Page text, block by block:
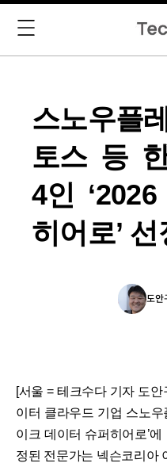
스노우플
토스 등
4인
히어로’ 선
도안
[서울 = 테크수다 기자 도안
이터 클라우드 기업 스노
이크 데이터 슈퍼히어로’
정된 전문가는 넥슨코리아